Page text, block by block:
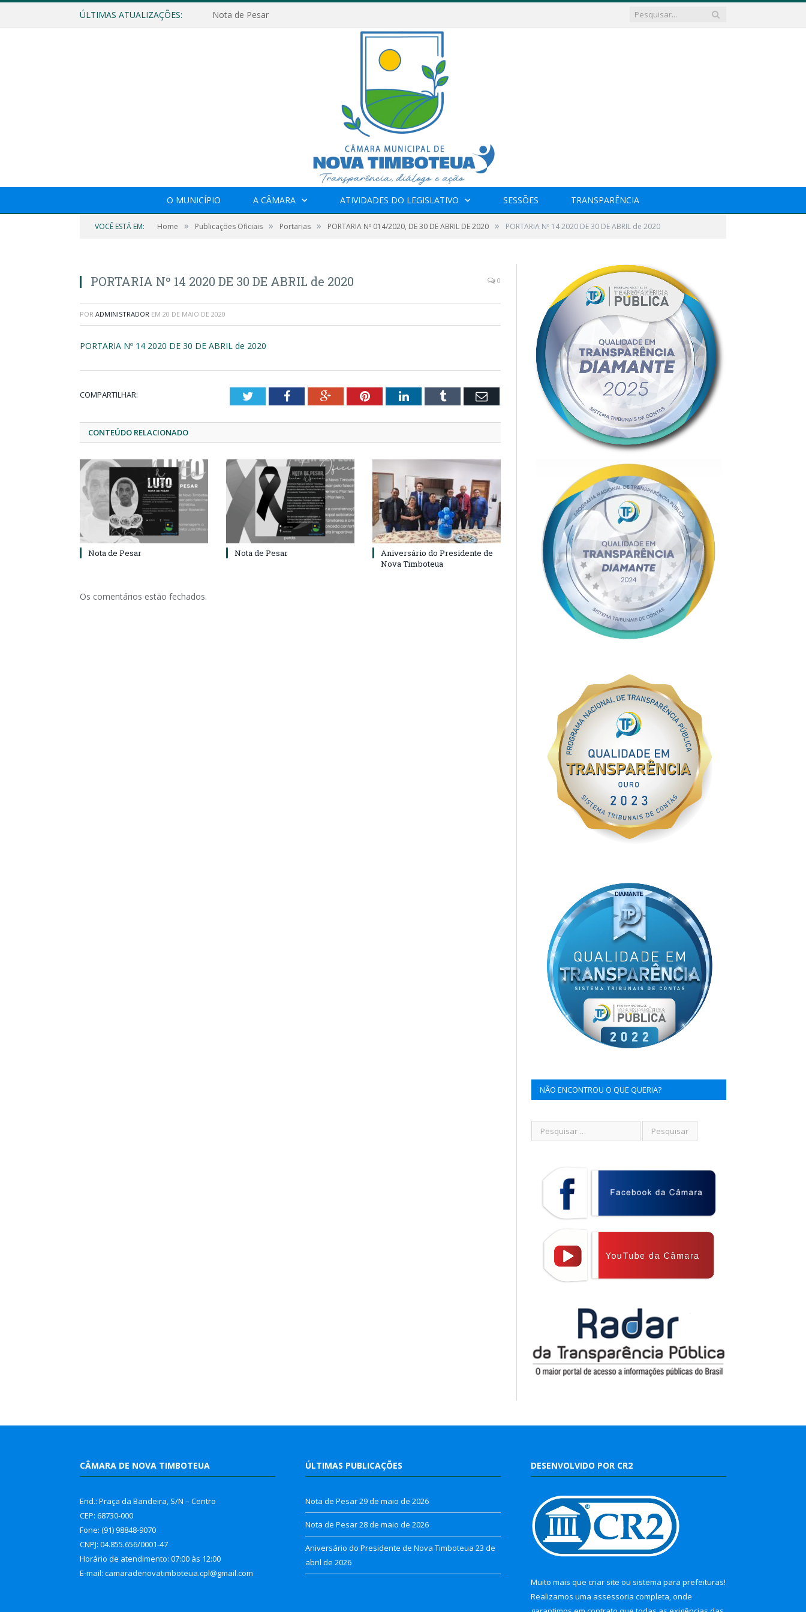
ÚLTIMAS ATUALIZAÇÕES: Nota de Pesar
O MUNICÍPIO A CÂMARA ATIVIDADES DO LEGISLATIVO SESSÕES TRANSPARÊNCIA
VOCÊ ESTÁ EM: Home » Publicações Oficiais » Portarias » PORTARIA Nº 014/2020, DE 30 DE ABRIL DE 2020 » PORTARIA Nº 14 2020 DE 30 DE ABRIL de 2020
PORTARIA Nº 14 2020 DE 30 DE ABRIL de 2020 0
POR ADMINISTRADOR EM 20 DE MAIO DE 2020
PORTARIA Nº 14 2020 DE 30 DE ABRIL de 2020
COMPARTILHAR: TwitterFacebookGoogle+PinterestLinkedInTumblr Email
CONTEÚDO RELACIONADO
Nota de Pesar Nota de Pesar
Aniversário do Presidente de
Nova Timboteua
Os comentários estão fechados.
NÃO ENCONTROU O QUE QUERIA?
CÂMARA DE NOVA TIMBOTEUA
End.: Praça da Bandeira, S/N – Centro
CEP: 68730-000
Fone: (91) 98848-9070
CNPJ: 04.855.656/0001-47
Horário de atendimento: 07:00 às 12:00
E-mail: camaradenovatimboteua.cpl@gmail.com
ÚLTIMAS PUBLICAÇÕES
Nota de Pesar29 de maio de 2026
Nota de Pesar28 de maio de 2026
Aniversário do Presidente de Nova Timboteua 23 de
abril de 2026
DESENVOLVIDO POR CR2
Muito mais que criar site ou sistema para prefeituras!
Realizamos uma assessoria completa, onde